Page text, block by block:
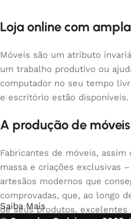
Loja online com
Móveis são um atributo
um trabalho produtivo ou
computador no seu tempo
e escritório estão disponíveis.
A produção de
Fabricantes de móveis,
massa e criações exclusivas
artesãos modernos que
comprovadas, que, ao longo
de seus produtos, excelentes
Saiba Mais